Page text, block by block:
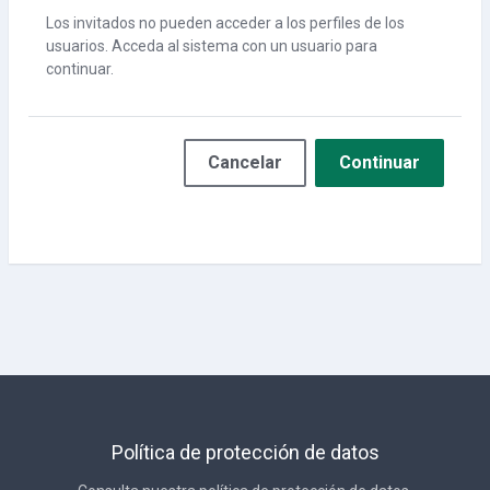
Los invitados no pueden acceder a los perfiles de los
usuarios. Acceda al sistema con un usuario para
continuar.
Cancelar Continuar
Política de protección de datos